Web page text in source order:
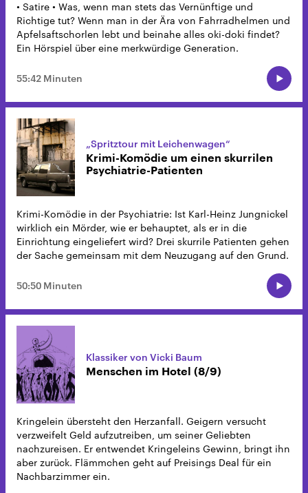
• Satire • Was, wenn man stets das Vernünftige und
Richtige tut? Wenn man in der Ära von Fahrradhelmen und
Apfelsaftschorlen lebt und beinahe alles oki-doki findet?
Ein Hörspiel über eine merkwürdige Generation.
55:42 Minuten
„Spritztour mit Leichenwagen“
Krimi-Komödie um einen skurrilen
Psychiatrie-Patienten
Krimi-Komödie in der Psychiatrie: Ist Karl-Heinz Jungnickel
wirklich ein Mörder, wie er behauptet, als er in die
Einrichtung eingeliefert wird? Drei skurrile Patienten gehen
der Sache gemeinsam mit dem Neuzugang auf den Grund.
50:50 Minuten
Klassiker von Vicki Baum
Menschen im Hotel (8/9)
Kringelein übersteht den Herzanfall. Geigern versucht
verzweifelt Geld aufzutreiben, um seiner Geliebten
nachzureisen. Er entwendet Kringeleins Gewinn, bringt ihn
aber zurück. Flämmchen geht auf Preisings Deal für ein
Nachbarzimmer ein.